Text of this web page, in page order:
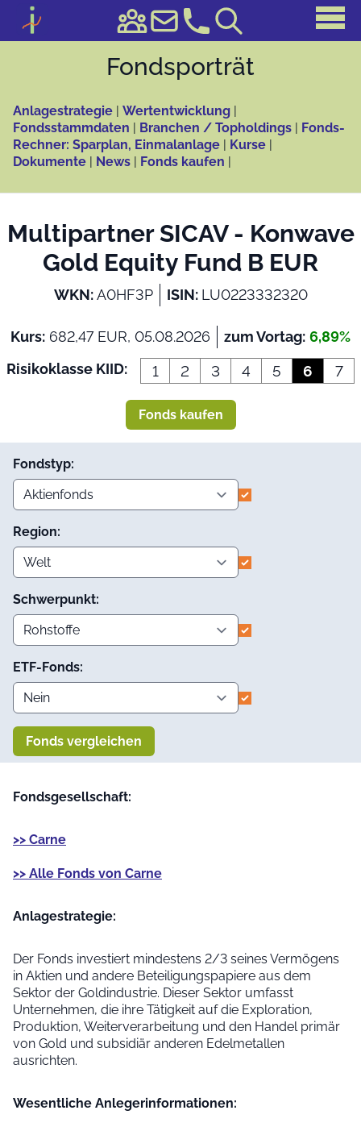
Fonds­porträt
Anlagestrategie | Wertentwicklung |
Fondsstammdaten | Branchen / Topholdings | Fonds-
Rechner: Sparplan, Einmalanlage | Kurse |
Dokumente | News | Fonds kaufen |
Multipartner SICAV - Konwave
Gold Equity Fund B EUR
WKN:A0HF3P ISIN: LU0223332320
Kurs: 682,47 EUR, 05.08.2026 zum Vortag: 6,89%
Risikoklasse KIID:
1 2 3 4 5 6 7
Fonds kaufen
Fondstyp:
Region:
Schwerpunkt:
ETF-Fonds:
Fonds vergleichen
Fondsgesellschaft:
>> Carne
>> Alle Fonds von Carne
Anlage­strategie:
Der Fonds investiert mindestens 2/3 seines Vermögens
in Aktien und andere Beteiligungspapiere aus dem
Sektor der Goldindustrie. Dieser Sektor umfasst
Unternehmen, die ihre Tätigkeit auf die Exploration,
Produktion, Weiterverarbeitung und den Handel primär
von Gold und subsidiär anderen Edelmetallen
ausrichten.
Wesentliche Anleger­informationen: